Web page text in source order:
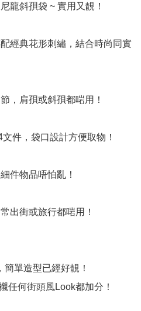
龍斜孭袋 ~ 實用又靚！
經典花形刺繡，結合時尚同實
，肩孭或斜孭都啱用！
件，袋口設計方便取物！
件物品唔怕亂！
出街或旅行都啱用！
單造型已經好靚！
任何街頭風Look都加分！